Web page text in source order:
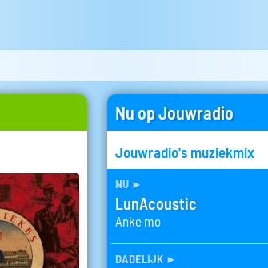
Nu op Jouwradio
Jouwradio's muziekmix
nu ►
LunAcoustic
Anke mo
dadelijk ►